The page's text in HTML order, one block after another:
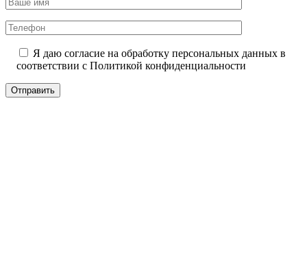
Я даю согласие на обработку персональных данных в
соответствии с Политикой конфиденциальности